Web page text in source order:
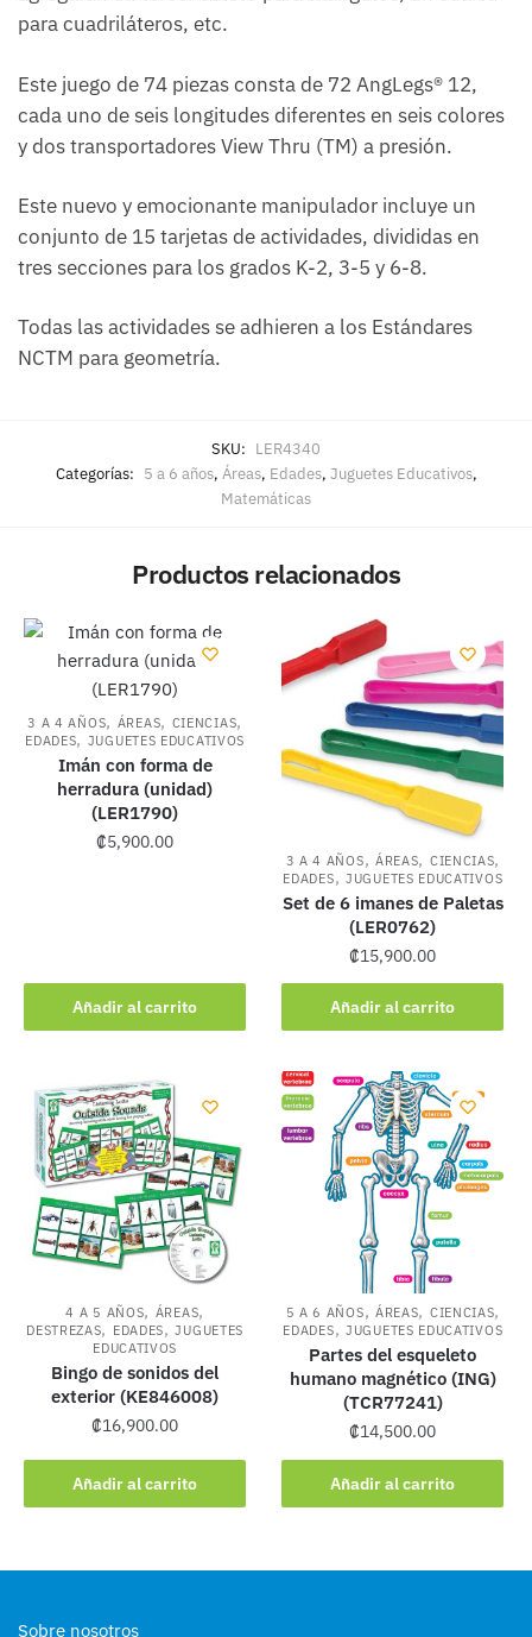
para cuadriláteros, etc.
Este juego de 74 piezas consta de 72 AngLegs® 12,
cada uno de seis longitudes diferentes en seis colores
y dos transportadores View Thru (TM) a presión.
Este nuevo y emocionante manipulador incluye un
conjunto de 15 tarjetas de actividades, divididas en
tres secciones para los grados K-2, 3-5 y 6-8.
Todas las actividades se adhieren a los Estándares
NCTM para geometría.
SKU: LER4340
Categorías: 5 a 6 años, Áreas, Edades, Juguetes Educativos,
Matemáticas
Productos relacionados
3 A 4 AÑOS, ÁREAS, CIENCIAS,
EDADES, JUGUETES EDUCATIVOS
Imán con forma de
herradura (unidad)
(LER1790)
₡5,900.00
Añadir al carrito
3 A 4 AÑOS, ÁREAS, CIENCIAS,
EDADES, JUGUETES EDUCATIVOS
Set de 6 imanes de Paletas
(LER0762)
₡15,900.00
Añadir al carrito
4 A 5 AÑOS, ÁREAS,
DESTREZAS, EDADES,JUGUETES
EDUCATIVOS
Bingo de sonidos del
exterior (KE846008)
₡16,900.00
Añadir al carrito
5 A 6 AÑOS, ÁREAS, CIENCIAS,
EDADES, JUGUETES EDUCATIVOS
Partes del esqueleto
humano magnético (ING)
(TCR77241)
₡14,500.00
Añadir al carrito
Sobre nosotros